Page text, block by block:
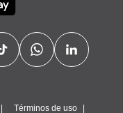
Términos de uso